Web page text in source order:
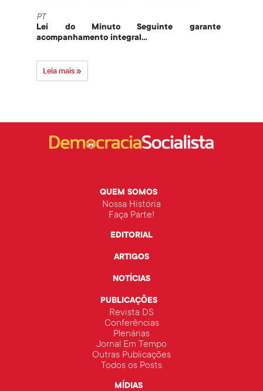
PT
Lei do Minuto Seguinte garante
acompanhamento integral...
Leia mais »
QUEM SOMOS
Nossa História
Faça Parte!
EDITORIAL
ARTIGOS
NOTÍCIAS
PUBLICAÇÕES
Revista DS
Conferências
Plenárias
Jornal Em Tempo
Outras Publicações
Todos os Posts
MÍDIAS